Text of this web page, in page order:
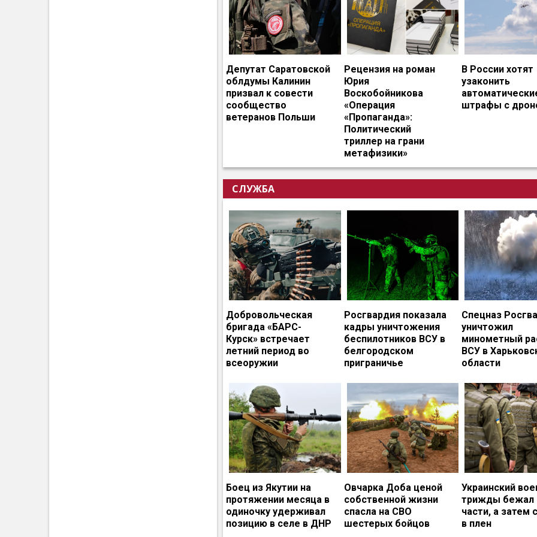
Депутат Саратовской
облдумы Калинин
призвал к совести
сообщество
ветеранов Польши
Рецензия на роман
Юрия
Воскобойникова
«Операция
«Пропаганда»:
Политический
триллер на грани
метафизики»
В России хотят
узаконить
штрафы с
СЛУЖБА
Добровольческая
бригада «БАРС-
Курск» встречает
летний период во
всеоружии
Росгвардия показала
кадры уничтожения
беспилотников ВСУ в
белгородском
приграничье
Спецназ
уничтожил
минометный
ВСУ в
области
Боец из Якутии на
протяжении месяца в
одиночку удерживал
позицию в селе в ДНР
Овчарка Доба ценой
собственной жизни
спасла на СВО
шестерых бойцов
Украинский
трижды бежал
части, а затем
в плен